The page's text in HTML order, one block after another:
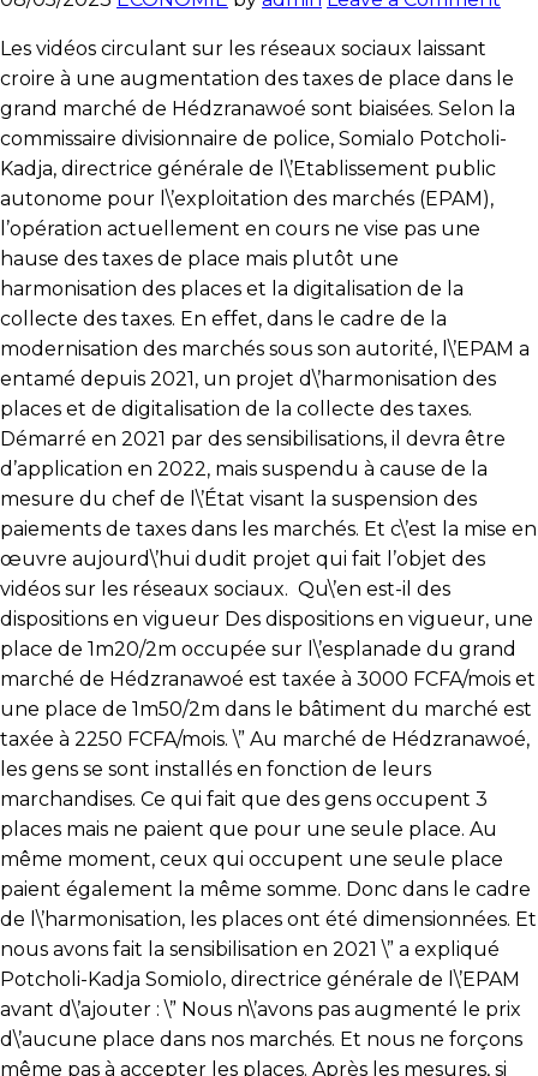
:
Les
sur
de
Les vidéos circulant sur les réseaux sociaux laissant
croire à une augmentation des taxes de place dans le
grand marché de Hédzranawoé sont biaisées. Selon la
commissaire divisionnaire de police, Somialo Potcholi-
Kadja, directrice générale de l\’Etablissement public
autonome pour l\’exploitation des marchés (EPAM),
l’opération actuellement en cours ne vise pas une
hause des taxes de place mais plutôt une
harmonisation des places et la digitalisation de la
collecte des taxes. En effet, dans le cadre de la
modernisation des marchés sous son autorité, l\’EPAM a
entamé depuis 2021, un projet d\’harmonisation des
places et de digitalisation de la collecte des taxes.
Démarré en 2021 par des sensibilisations, il devra être
d’application en 2022, mais suspendu à cause de la
mesure du chef de l\’État visant la suspension des
paiements de taxes dans les marchés. Et c\’est la mise en
œuvre aujourd\’hui dudit projet qui fait l’objet des
vidéos sur les réseaux sociaux. Qu\’en est-il des
dispositions en vigueur Des dispositions en vigueur, une
place de 1m20/2m occupée sur l\’esplanade du grand
marché de Hédzranawoé est taxée à 3000 FCFA/mois et
une place de 1m50/2m dans le bâtiment du marché est
taxée à 2250 FCFA/mois. \” Au marché de Hédzranawoé,
les gens se sont installés en fonction de leurs
marchandises. Ce qui fait que des gens occupent 3
places mais ne paient que pour une seule place. Au
même moment, ceux qui occupent une seule place
paient également la même somme. Donc dans le cadre
de l\’harmonisation, les places ont été dimensionnées. Et
nous avons fait la sensibilisation en 2021 \” a expliqué
Potcholi-Kadja Somiolo, directrice générale de l\’EPAM
avant d\’ajouter : \” Nous n\’avons pas augmenté le prix
d\’aucune place dans nos marchés. Et nous ne forçons
même pas à accepter les places. Après les mesures, si